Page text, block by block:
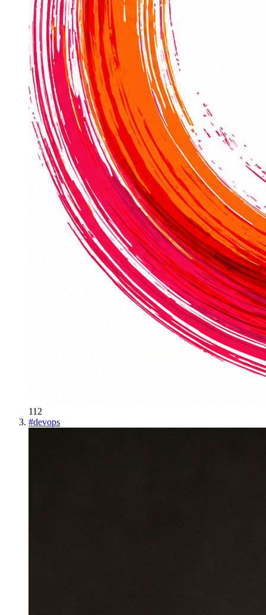
112
#devops